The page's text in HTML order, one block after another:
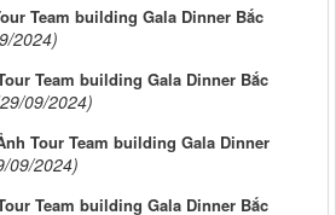
Team building Gala Dinner Bắc
2024)
Team building Gala Dinner Bắc
09/2024)
Tour Team building Gala Dinner
09/2024)
Team building Gala Dinner Bắc